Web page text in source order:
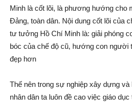
Minh là cốt lõi, là phương hướng cho
Đảng, toàn dân. Nội dung cốt lõi của
tư tưởng Hồ Chí Minh là: giải phóng
bóc của chế độ cũ, hướng con người
đẹp hơn
Thế nên trong sự nghiệp xây dựng và
nhân dân ta luôn đề cao việc giáo